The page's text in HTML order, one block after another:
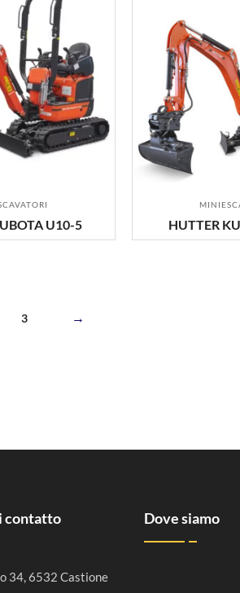
U10-5 HUTTER
3
contatto
34, 6532 Castione
Dove siamo